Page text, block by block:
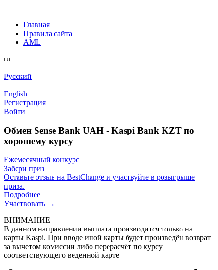
Главная
Правила сайта
AML
ru
Русский
English
Регистрация
Войти
Обмен Sense Bank UAH - Kaspi Bank KZT по
хорошему курсу
Ежемесячный конкурс
Забери приз
Оставьте отзыв на BestChange и участвуйте в розыгрыше
приза.
Подробнее
Участвовать →
ВНИМАНИЕ
В данном направлении выплата производится только на
карты Kaspi. При вводе иной карты будет произведён возврат
за вычетом комиссии либо перерасчёт по курсу
соответствующего веденной карте